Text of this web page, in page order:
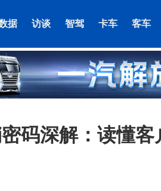
据 访谈 智驾 卡车 客车
码深解：读懂